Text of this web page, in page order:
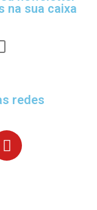
na sua caixa
redes